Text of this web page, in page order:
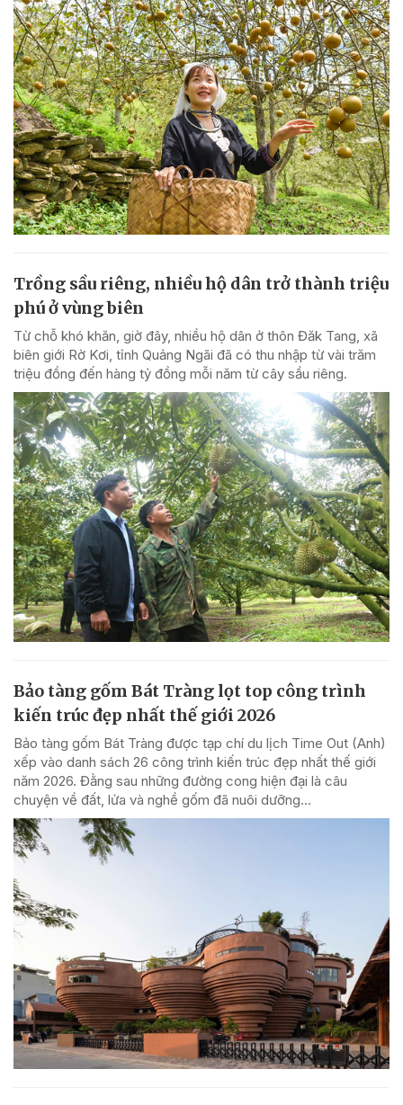
Trồng sầu riêng, nhiều hộ dân trở thành triệu
phú ở vùng biên
Từ chỗ khó khăn, giờ đây, nhiều hộ dân ở thôn Đăk Tang, xã
biên giới Rờ Kơi, tỉnh Quảng Ngãi đã có thu nhập từ vài trăm
triệu đồng đến hàng tỷ đồng mỗi năm từ cây sầu riêng.
Bảo tàng gốm Bát Tràng lọt top công trình
kiến trúc đẹp nhất thế giới 2026
Bảo tàng gốm Bát Tràng được tạp chí du lịch Time Out (Anh)
xếp vào danh sách 26 công trình kiến trúc đẹp nhất thế giới
năm 2026. Đằng sau những đường cong hiện đại là câu
chuyện về đất, lửa và nghề gốm đã nuôi dưỡng...